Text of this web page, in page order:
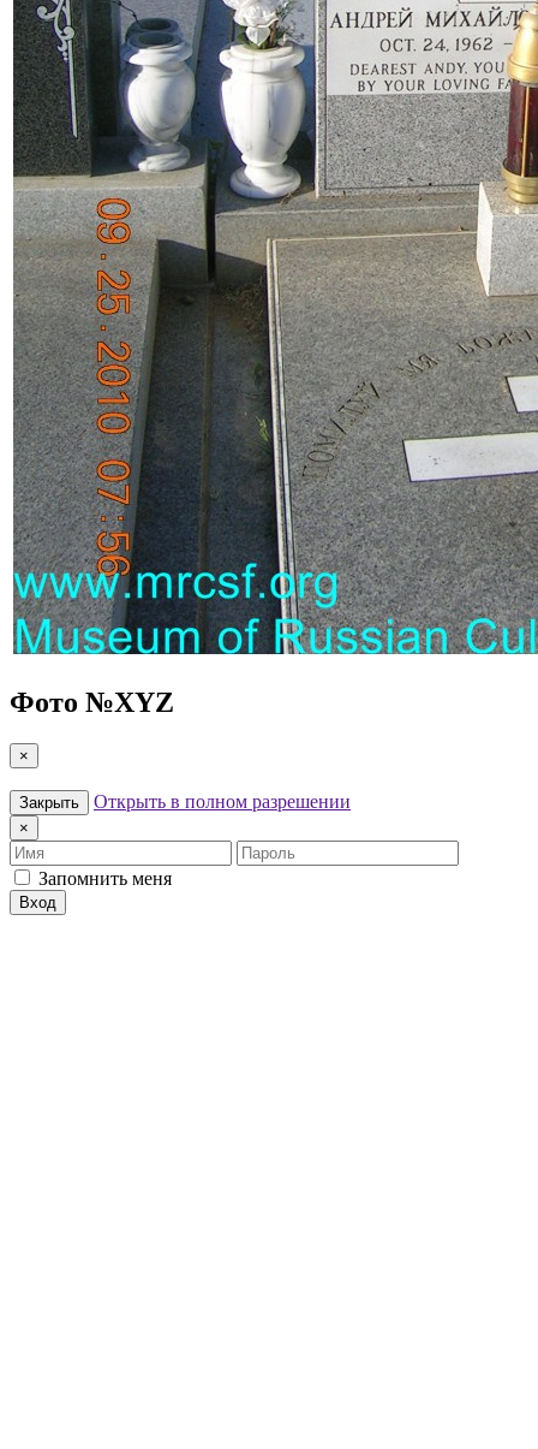
Фото №XYZ
×
Закрыть Открыть в полном разрешении
×
Имя
Пароль
Запомнить меня
Вход